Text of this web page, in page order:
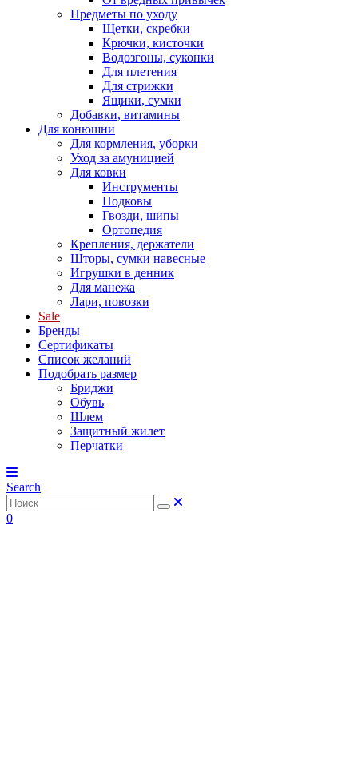
Предметы по уходу
Щетки, скребки
Крючки, кисточки
Водозгоны, суконки
Для плетения
Для стрижки
Ящики, сумки
Добавки, витамины
Для конюшни
Для кормления, уборки
Уход за амуницией
Для ковки
Инструменты
Подковы
Гвозди, шипы
Ортопедия
Крепления, держатели
Шторы, сумки навесные
Игрушки в денник
Для манежа
Лари, повозки
Sale
Бренды
Сертификаты
Список желаний
Подобрать размер
Бриджи
Обувь
Шлем
Защитный жилет
Перчатки
Search
0